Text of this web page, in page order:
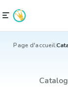
Page d'accueil